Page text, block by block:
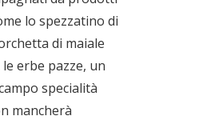
lo spezzatino di
di maiale
erbe pazze, un
specialità
mancherà